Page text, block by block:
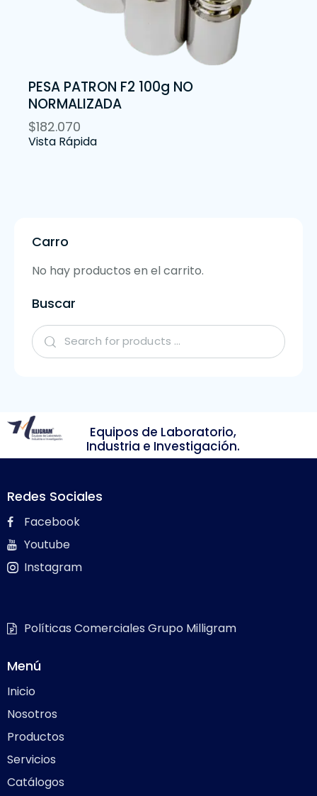
PESA PATRON F2 100g NO
NORMALIZADA
$182.070
Vista Rápida
Carro
No hay productos en el carrito.
Buscar
Equipos de Laboratorio,
Industria e Investigación.
Redes Sociales
Facebook
Youtube
Instagram
Políticas Comerciales Grupo Milligram
Menú
Inicio
Nosotros
Productos
Servicios
Catálogos